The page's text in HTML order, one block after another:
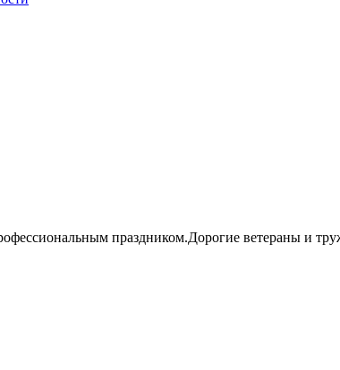
праздником.Дорогие ветераны и